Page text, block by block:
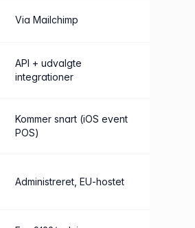
Via Mailchimp
API + udvalgte
integrationer
Kommer snart (iOS event
POS)
Administreret, EU-hostet